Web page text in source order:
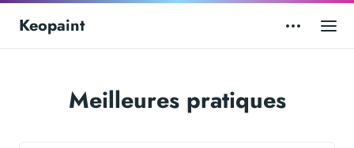
Keopaint
Meilleures pratiques